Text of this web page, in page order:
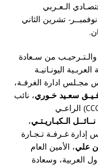
الـعـربي
الـيـونـانـي الـثـامـن الذي عـقـد يـومـي 27-28 نوفمبــر- تشرين الثاني
والـتـرحيـب من سـعادة
اليونـانيـة
مجـلس ادارة الغرفـة،
سعـيد خـوري، نائب
الرئيس التنفيذي لـشركـة اتـحـاد المقـاولـيـن (CCC) الراعـي
نــائــل الـكبـاريـتـي،
إدارة غـرفـة تـجـارة
علي، الأمين العام
العربية، وسعادة